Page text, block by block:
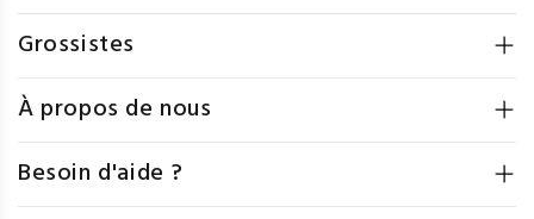
Grossistes
À propos de nous
Besoin d'aide ?